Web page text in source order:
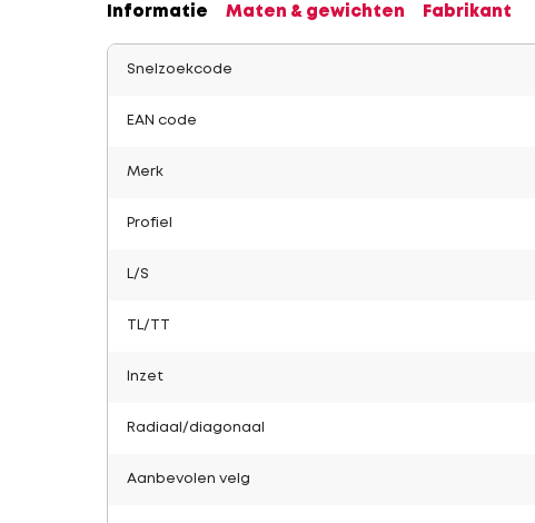
Informatie Maten & gewichten Fabrikant
Snelzoekcode
EAN code
Merk
Profiel
L/S
TL/TT
Inzet
Radiaal/diagonaal
Aanbevolen velg